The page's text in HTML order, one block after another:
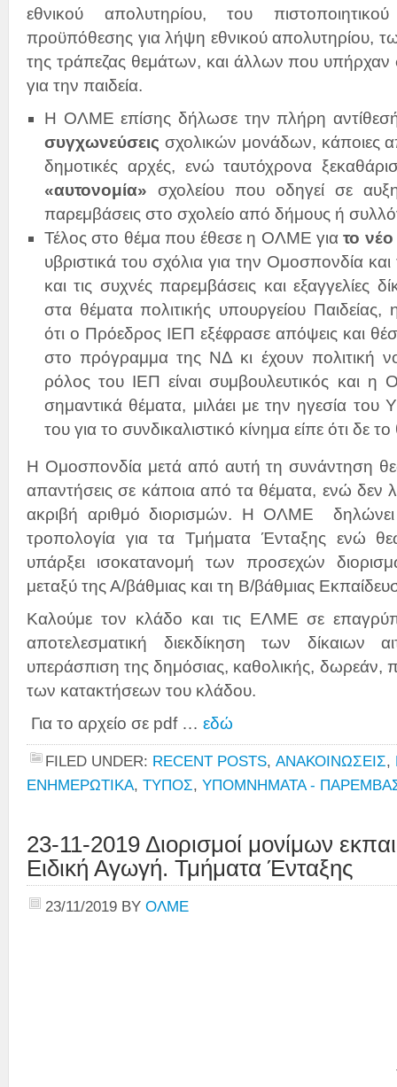
εθνικού απολυτηρίου, του
προϋπόθεσης για λήψη εθνικού απολυτηρίου,
της τράπεζας θεμάτων, και άλλων που
για την παιδεία.
Η ΟΛΜΕ επίσης δήλωσε την πλήρη αντίθεσή
συγχωνεύσεις σχολικών μονάδων, κάποιες
δημοτικές αρχές, ενώ ταυτόχρονα
«αυτονομία» σχολείου που οδηγεί σε
παρεμβάσεις στο σχολείο από δήμους ή
Τέλος στο θέμα που έθεσε η ΟΛΜΕ γιατο
υβριστικά του σχόλια για την Ομοσπονδία
και τις συχνές παρεμβάσεις και εξαγγελίες
στα θέματα πολιτικής υπουργείου
ότι ο Πρόεδρος ΙΕΠ εξέφρασε απόψεις και
στο πρόγραμμα της ΝΔ κι έχουν πολιτική
ρόλος του ΙΕΠ είναι συμβουλευτικός και
σημαντικά θέματα, μιλάει με την ηγεσία του
του για το συνδικαλιστικό κίνημα είπε ότι δε
Η Ομοσπονδία μετά από αυτή τη συνάντηση
απαντήσεις σε κάποια από τα θέματα, ενώ δεν
ακριβή αριθμό διορισμών. Η ΟΛΜΕ δηλώνει
τροπολογία για τα Τμήματα Ένταξης ενώ
υπάρξει ισοκατανομή των προσεχών
μεταξύ της Α/βάθμιας και τη Β/βάθμιας
Καλούμε τον κλάδο και τις ΕΛΜΕ σε
αποτελεσματική διεκδίκηση των δίκαιων
υπεράσπιση της δημόσιας, καθολικής, δωρεάν,
των κατακτήσεων του κλάδου.
Για το αρχείο σε pdf … εδώ
FILED UNDER: RECENT POSTS, ΑΝΑΚΟΙΝΩΣΕΙΣ,
ΕΝΗΜΕΡΩΤΙΚΑ, ΤΥΠΟΣ, ΥΠΟΜΝΗΜΑΤΑ -
23-11-2019 Διορισμοί μονίμων
Ειδική Αγωγή. Τμήματα Ένταξης
23/11/2019 BY ΟΛΜΕ